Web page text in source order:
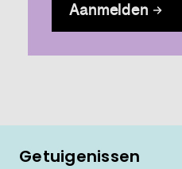
Aanmelden
Getuigenissen